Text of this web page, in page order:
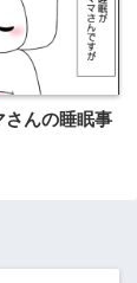
んの睡眠事